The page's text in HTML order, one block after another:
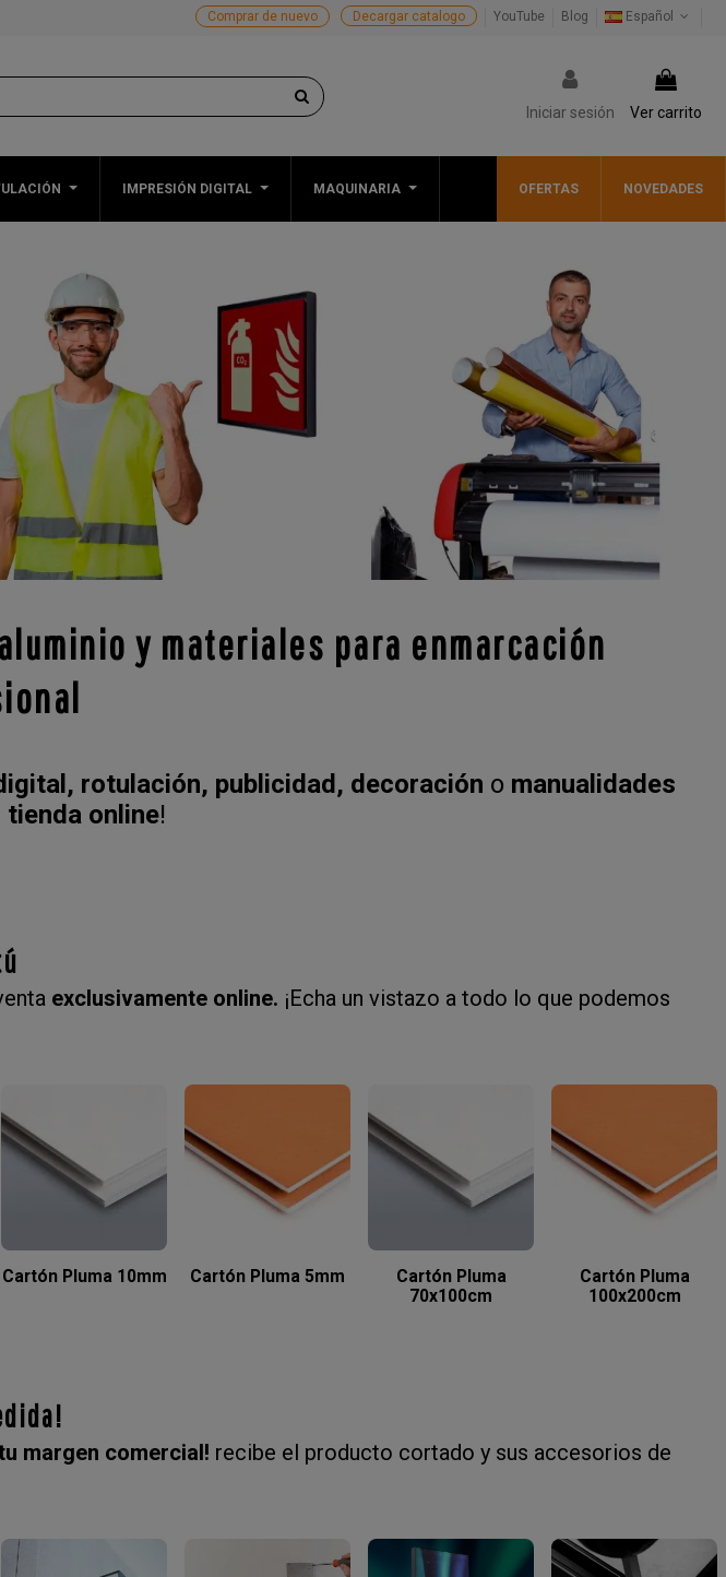
Español
Blog
YouTube
Decargar catalogo
Comprar de nuevo
Iniciar sesión Ver carrito
IMPRESIÓN DIGITAL MAQUINARIA OFERTAS NOVEDADES
y materiales para enmarcación
rotulación, publicidad, decoración o manualidades
tienda online!
exclusivamente online. ¡Echa un vistazo a todo lo que podemos
Cartón Pluma 10mm Cartón Pluma 5mm
Cartón Pluma
70x100cm
Cartón Pluma
100x200cm
margen comercial! recibe el producto cortado y sus accesorios de